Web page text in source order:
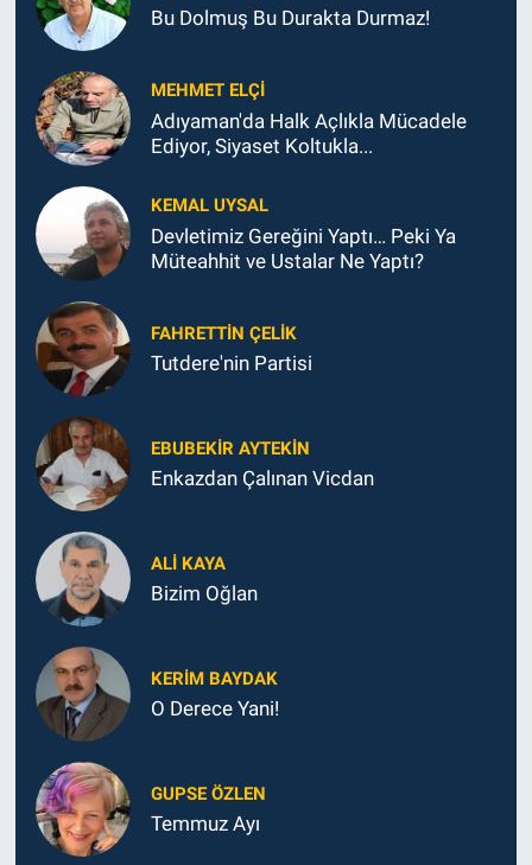
Bu Dolmuş Bu Durakta Durmaz!
MEHMET ELÇI
Adıyaman'da Halk Açlıkla Mücadele
Ediyor, Siyaset Koltukla...
KEMAL UYSAL
Devletimiz Gereğini Yaptı… Peki Ya
Müteahhit ve Ustalar Ne Yaptı?
FAHRETTIN ÇELİK
Tutdere'nin Partisi
EBUBEKIR AYTEKIN
Enkazdan Çalınan Vicdan
ALI KAYA
Bizim Oğlan
KERIM BAYDAK
O Derece Yani!
GUPSE ÖZLEN
Temmuz Ayı